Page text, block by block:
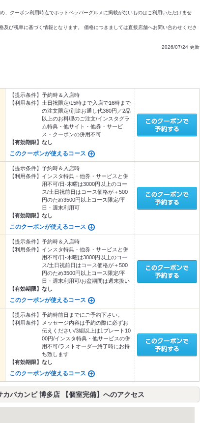
、クーポン利用時点でホットペッパーグルメに掲載がないものはご利用いただけませ
び税率に基づく情報となります。 価格につきましては直接店舗へお問い合わせくださ
2026/07/24 更新
【提示条件】 予約時＆入店時
【利用条件】
土日祝限定/15時まで入店で16時まで
の注文限定/別途お通し代380円／2品
以上のお料理のご注文/インスタグラ
ム特典・他サイト・他券・サービ
ス・クーポンの併用不可
【有効期限】 なし
このクーポンが使えるコース
【提示条件】 予約時＆入店時
【利用条件】
インスタ特典・他券・サービスと併
用不可/日-木曜は3000円以上のコー
ス/土日祝前日はコース価格が＋500
円のため3500円以上コース限定/平
日・週末利用可
【有効期限】 なし
このクーポンが使えるコース
【提示条件】 予約時＆入店時
【利用条件】
インスタ特典・他券・サービスと併
用不可/日-木曜は3000円以上のコー
ス/土日祝前日はコース価格が＋500
円のため3500円以上コース限定/平
日・週末利用可/お盆期間は週末扱い
【有効期限】 なし
このクーポンが使えるコース
【提示条件】 予約時前日までにご予約下さい。
【利用条件】
メッセージ内容は予約の際に必ずお
伝えください/3組以上は1プレート10
00円/インスタ特典・他サービスの併
用不可/ラストオーダー終了時にお持
ち致します
【有効期限】 なし
このクーポンが使えるコース
バカンビ 博多店 【個室完備】へのアクセス